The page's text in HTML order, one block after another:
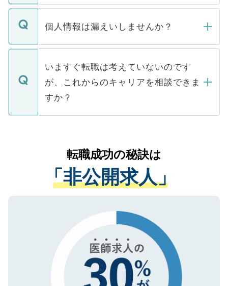
ません。
■応募殺到を避けるため 人気のある医療機
関を公にしてしまうと、応募が殺到する場
に、医療機関が求める条件に合った人材の
みを人材紹介会社に依頼するケースが増え
ています。
転職・入職を強要することは一切ありませ
ん。また、仮に応募先から内定をいただい
定を承諾する必要はありません。内定先へ
の辞退の連絡はキャリアパートナーが行い
個人情報は漏えいしませんか？
個人情報が漏えいすることはありませんの
で、ご安心ください。当サイトからの登録
などで収集したご登録者様の個人情報は、
ご本人のキャリアアップおよび転職活動の
支援を目的に使用いたします。お預かりし
ているすべての個人データはご本人の許可
は、個人情報の取り扱いについての厳密な
管理基準を満たした事業者のみに付与され
る、プライバシーマークを取得済みです。
で、機密保持に関してもご安心ください。
いますぐ転職は考えていないのです
が、これからのキャリアを相談できま
すか？
かがいして、現在の医療機関の状況や紹介
経験をまじえながら、適切なアドバイスを
させていただきます。すぐにご転職をされ
ない方には、長期的なサポートが可能です
ので、まずはご登録ください。
転職成功の秘訣は
「非公開求人」